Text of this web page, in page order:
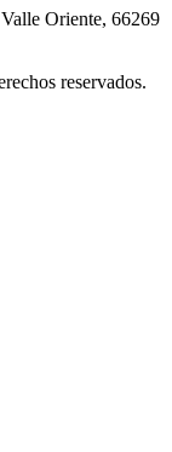
Oriente, 66269
reservados.